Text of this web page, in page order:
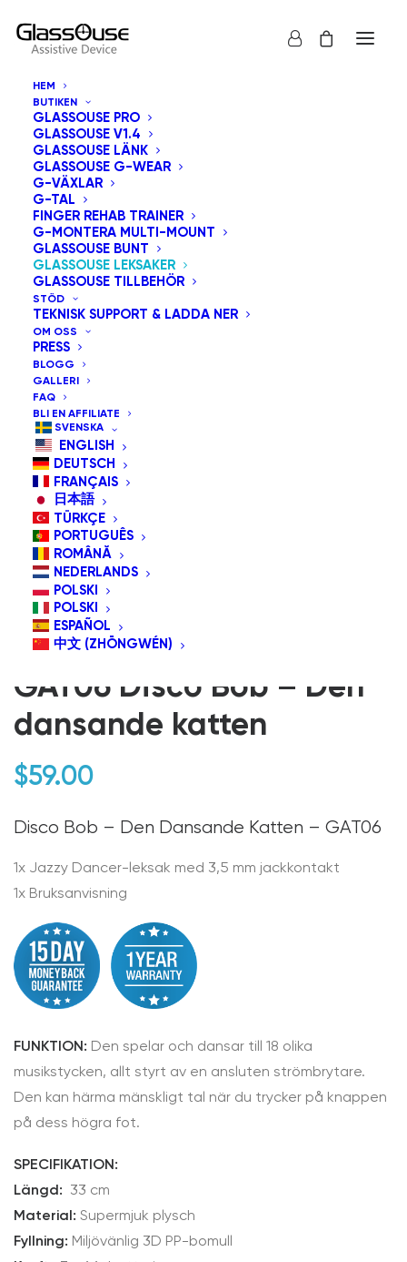
HEM
BUTIKEN
GLASSOUSE PRO
GLASSOUSE V1.4
GLASSOUSE LÄNK
GLASSOUSE G-WEAR
G-VÄXLAR
G-TAL
FINGER REHAB TRAINER
G-MONTERA MULTI-MOUNT
GLASSOUSE BUNT
GLASSOUSE LEKSAKER
GLASSOUSE TILLBEHÖR
STÖD
TEKNISK SUPPORT & LADDA NER
OM OSS
PRESS
BLOGG
GALLERI
FAQ
BLI EN AFFILIATE
SVENSKA
ENGLISH
DEUTSCH
FRANÇAIS
日本語
TÜRKÇE
PORTUGUÊS
ROMÂNĂ
NEDERLANDS
POLSKI
POLSKI
ESPAÑOL
中文 (ZHŌNGWÉN)
GAT06 Disco Bob – Den
dansande katten
$59.00
Disco Bob – Den Dansande Katten – GAT06
1x Jazzy Dancer-leksak med 3,5 mm jackkontakt
1x Bruksanvisning
FUNKTION: Den spelar och dansar till 18 olika
musikstycken, allt styrt av en ansluten strömbrytare.
Den kan härma mänskligt tal när du trycker på knappen
på dess högra fot.
SPECIFIKATION:
Längd: 33 cm
Material: Supermjuk plysch
Fyllning: Miljövänlig 3D PP-bomull